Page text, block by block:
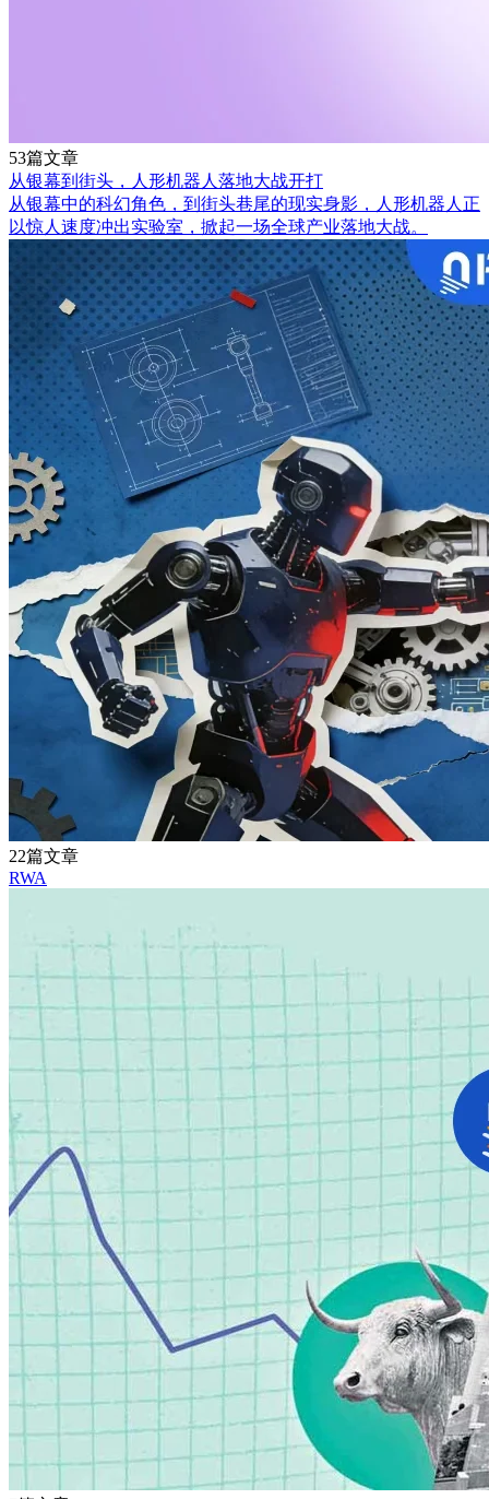
53篇文章
从银幕到街头，人形机器人落地大战开打
从银幕中的科幻角色，到街头巷尾的现实身影，人形机器人正
以惊人速度冲出实验室，掀起一场全球产业落地大战。
22篇文章
RWA